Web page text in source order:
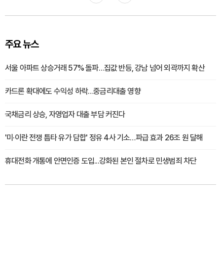
주요 뉴스
서울 아파트 상승거래 57% 돌파…집값 반등, 강남 넘어 외곽까지 확산
카드론 확대에도 수익성 하락…중금리대출 영향
국채금리 상승, 자영업자 대출 부담 커진다
'미·이란 전쟁 틈타 유가 담합' 정유 4사 기소…파급 효과 26조 원 달해
휴대전화 개통에 안면인증 도입...강화된 본인 절차로 민생범죄 차단